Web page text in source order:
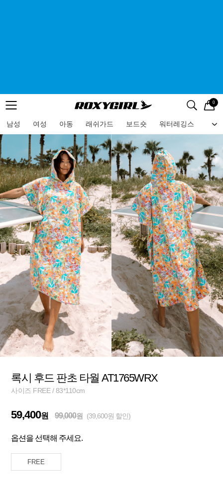
메뉴 검색
로고 0
남성 여성 아동 래쉬가드 보드숏 워터레깅스 비
메뉴
록시 후드 판초 타월 AT1765WRX
사이즈 FREE / 83*110cm
59,400원 99,000원 (39,600원 할인)
옵션을 선택해 주세요.
FREE